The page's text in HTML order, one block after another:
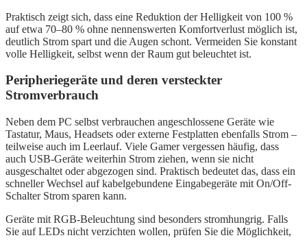
Praktisch zeigt sich, dass eine Reduktion der Helligkeit von 100 %
auf etwa 70–80 % ohne nennenswerten Komfortverlust möglich ist,
deutlich Strom spart und die Augen schont. Vermeiden Sie konstant
volle Helligkeit, selbst wenn der Raum gut beleuchtet ist.
Peripheriegeräte und deren versteckter
Stromverbrauch
Neben dem PC selbst verbrauchen angeschlossene Geräte wie
Tastatur, Maus, Headsets oder externe Festplatten ebenfalls Strom –
teilweise auch im Leerlauf. Viele Gamer vergessen häufig, dass
auch USB-Geräte weiterhin Strom ziehen, wenn sie nicht
ausgeschaltet oder abgezogen sind. Praktisch bedeutet das, dass ein
schneller Wechsel auf kabelgebundene Eingabegeräte mit On/Off-
Schalter Strom sparen kann.
Geräte mit RGB-Beleuchtung sind besonders stromhungrig. Falls
Sie auf LEDs nicht verzichten wollen, prüfen Sie die Möglichkeit,